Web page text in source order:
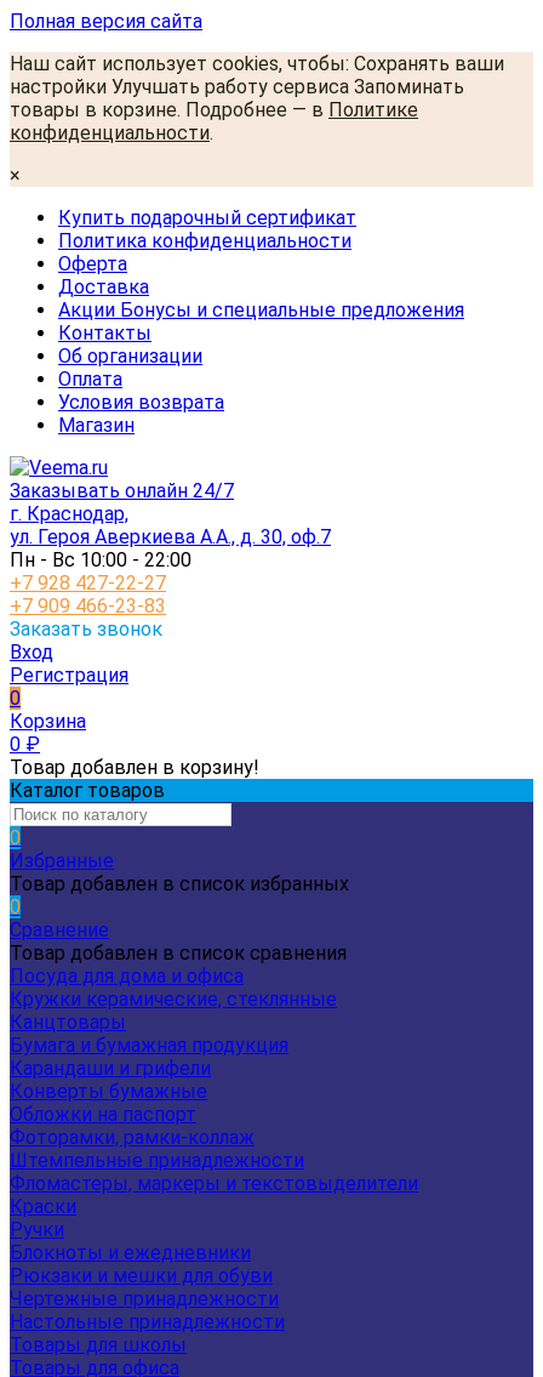
Полная версия сайта
Наш сайт использует cookies, чтобы: Сохранять ваши
настройки Улучшать работу сервиса Запоминать
товары в корзине. Подробнее — в Политике
конфиденциальности.
×
Купить подарочный сертификат
Политика конфиденциальности
Оферта
Доставка
Акции Бонусы и специальные предложения
Контакты
Об организации
Оплата
Условия возврата
Магазин
Заказывать онлайн 24/7
г. Краснодар,
ул. Героя Аверкиева А.А., д. 30, оф.7
Пн - Вс 10:00 - 22:00
+7 928 427-22-27
+7 909 466-23-83
Заказать звонок
Вход
Регистрация
0
Корзина
0 ₽
Товар добавлен в корзину!
Каталог товаров
0
Избранные
Товар добавлен в список избранных
0
Сравнение
Товар добавлен в список сравнения
Посуда для дома и офиса
Кружки керамические, стеклянные
Канцтовары
Бумага и бумажная продукция
Карандаши и грифели
Конверты бумажные
Обложки на паспорт
Фоторамки, рамки-коллаж
Штемпельные принадлежности
Фломастеры, маркеры и текстовыделители
Краски
Ручки
Блокноты и ежедневники
Рюкзаки и мешки для обуви
Чертежные принадлежности
Настольные принадлежности
Товары для школы
Товары для офиса